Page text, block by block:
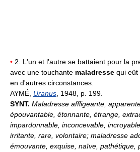
• 2. L'un et l'autre se battaient pour la
avec une touchante maladresse qui eût
en d'autres circonstances.
AYMÉ, Uranus , 1948, p. 199.
SYNT. Maladresse affligeante,
épouvantable, étonnante, étrange,
impardonnable, inconcevable,
irritante, rare, volontaire; maladresse
émouvante, exquise, naïve, pathétique,